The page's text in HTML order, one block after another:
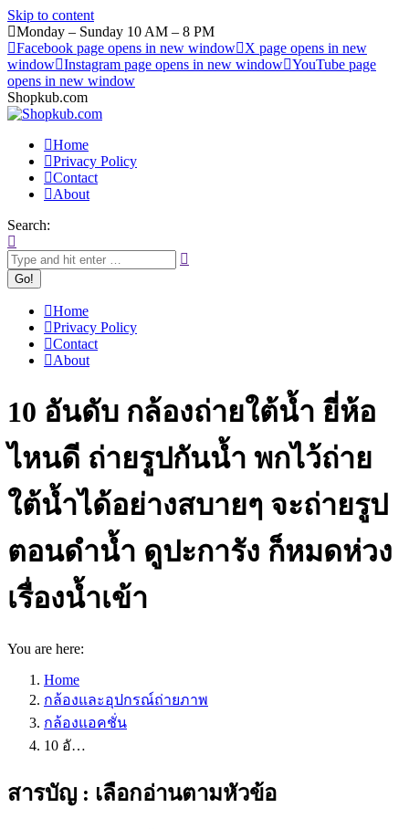
Skip to content
Monday – Sunday 10 AM – 8 PM
Facebook page opens in new window
X page opens in new
window Instagram page opens in new window YouTube page
opens in new window
Shopkub.com
Home
Privacy Policy
Contact
About
Search:
Home
Privacy Policy
Contact
About
10 อันดับ กล้องถ่ายใต้น้ำ ยี่ห้อ
ไหนดี ถ่ายรูปกันน้ำ พกไว้ถ่าย
ใต้น้ำได้อย่างสบายๆ จะถ่ายรูป
ตอนดำน้ำ ดูปะการัง ก็หมดห่วง
เรื่องน้ำเข้า
You are here:
Home
กล้องและอุปกรณ์ถ่ายภาพ
กล้องแอคชั่น
10 อั…
สารบัญ : เลือกอ่านตามหัวข้อ